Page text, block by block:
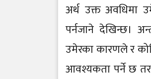
अर्थ उक्त अवधिमा
पर्नजाने देखिन्छ।
उमेरका कारणले र
आवश्यकता पर्ने छ तर